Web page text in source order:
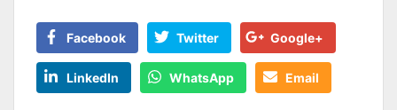
Facebook Twitter Google+
LinkedIn WhatsApp Email